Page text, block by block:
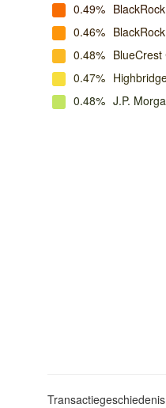
0.49%
0.46%
0.48%
0.47%
0.48% J.P.